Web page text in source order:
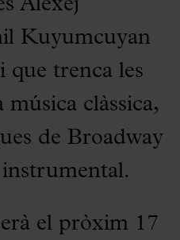
Kuyumcuyan
trenca les
clàssica,
de Broadway
el pròxim 17